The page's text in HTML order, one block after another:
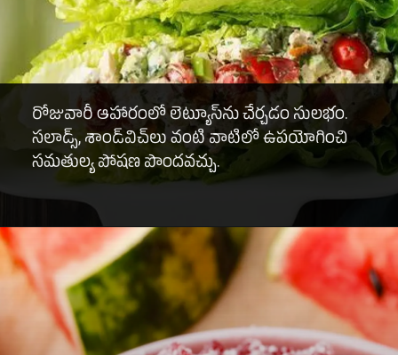
రోజువారీ ఆహారంలో లెట్యూస్‌ను చేర్చడం సులభం.
సలాడ్స్, శాండ్‌విచ్‌లు వంటి వాటిలో ఉపయోగించి
సమతుల్య పోషణ పొందవచ్చు.